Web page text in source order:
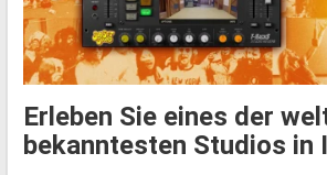
Erleben Sie eines der
bekanntesten Studios in